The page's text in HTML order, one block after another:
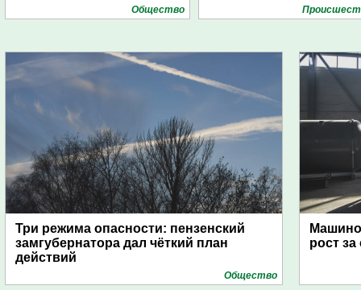
Общество
Три режима опасности: пензенский
замгубернатора дал чёткий план
действий
Общество
рост за